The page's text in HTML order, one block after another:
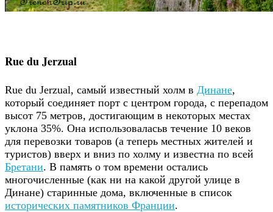
Rue du Jerzual
Rue du Jerzual, самый известный холм в Динане,
который соединяет порт с центром города, с перепадом
высот 75 метров, достигающим в некоторых местах
уклона 35%. Она использоваласьв течение 10 веков
для перевозки товаров (а теперь местных жителей и
туристов) вверх и вниз по холму и известна по всей
Бретани. В память о том времени остались
многочисленные (как ни на какой другой улице в
Динане) старинные дома, включенные в список
исторических памятников Франции.